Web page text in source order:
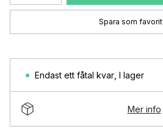
Spara som favorit
Endast ett fåtal kvar I lager
Mer info